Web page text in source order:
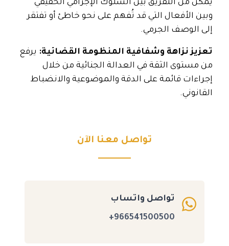
يُمكّن من التفريق بين السلوك الإجرامي الحقيقي
وبين الأفعال التي قد تُفهم على نحو خاطئ أو تفتقر
إلى الوصف الجرمي.
تعزيز نزاهة وشفافية المنظومة القضائية: يرفع
من مستوى الثقة في العدالة الجنائية من خلال
إجراءات قائمة على الدقة والموضوعية والانضباط
القانوني.
تواصل معنا الآن
تواصل واتساب
966541500500+